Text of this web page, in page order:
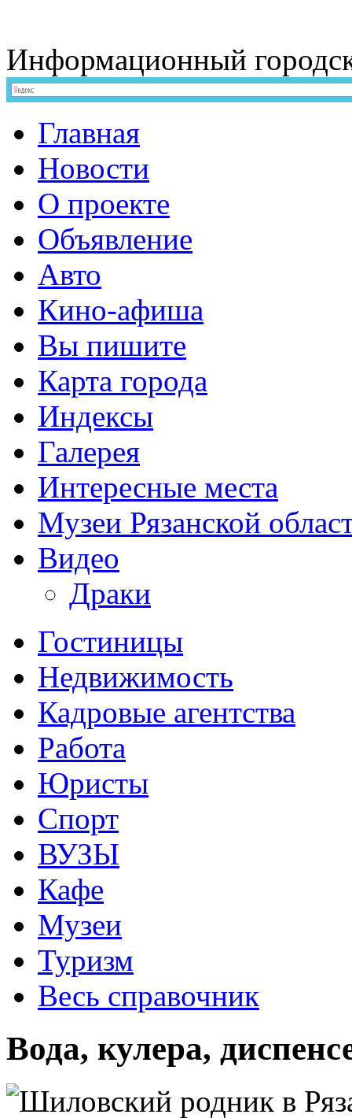
Информационный
Главная
Новости
О проекте
Объявление
Авто
Кино-афиша
Вы пишите
Карта города
Индексы
Галерея
Интересные места
Музеи Рязанской
Видео
Драки
Гостиницы
Недвижимость
Кадровые агентства
Работа
Юристы
Спорт
ВУЗЫ
Кафе
Музеи
Туризм
Весь справочник
Вода, кулера,